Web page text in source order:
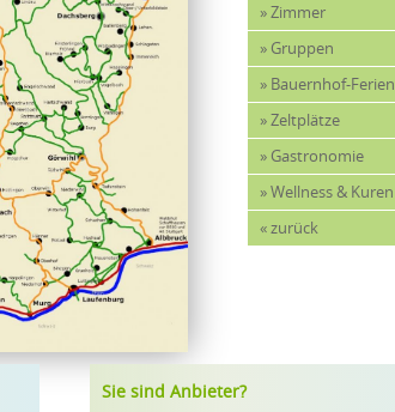
» Zimmer
» Gruppen
» Bauernhof-Ferien
» Zeltplätze
» Gastronomie
» Wellness & Kuren
« zurück
Sie sind Anbieter?